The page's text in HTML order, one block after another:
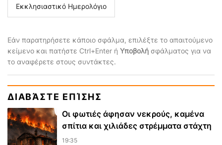
Εκκλησιαστικό Ημερολόγιο
Εάν παρατηρήσετε κάποιο σφάλμα, επιλέξτε το απαιτούμενο
κείμενο και πατήστε Ctrl+Enter ή Υποβολή σφάλματος για να
το αναφέρετε στους συντάκτες.
ΔΙΑΒΆΣΤΕ ΕΠΊΣΗΣ
Οι φωτιές άφησαν νεκρούς, καμένα
σπίτια και χιλιάδες στρέμματα στάχτη
19:35